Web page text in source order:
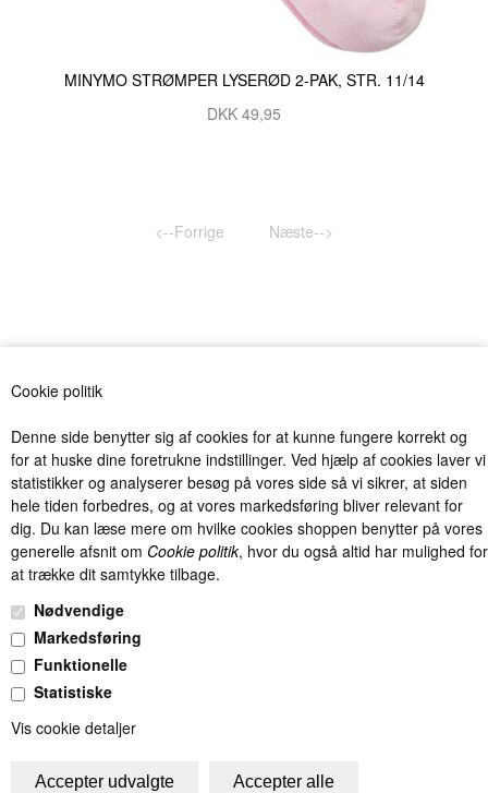
Cookie politik
Denne side benytter sig af cookies for at kunne fungere korrekt og
for at huske dine foretrukne indstillinger. Ved hjælp af cookies laver vi
statistikker og analyserer besøg på vores side så vi sikrer, at siden
hele tiden forbedres, og at vores markedsføring bliver relevant for
dig. Du kan læse mere om hvilke cookies shoppen benytter på vores
generelle afsnit om Cookie politik, hvor du også altid har mulighed for
at trække dit samtykke tilbage.
Nødvendige
Markedsføring
Funktionelle
Statistiske
Vis cookie detaljer
MINYMO STRØMPER LYSERØD 2-PAK, STR. 11/14
DKK 49,95
<--Forrige Næste-->
Billig levering fra kun 40 kr. med Postnord og DAO og fri fragt over
1000 kr. (Gælder kun Danmark).
Unik Kids I/S - Møllevangen 7 - 8382 Hinnerup - Tlf.: 22486061 -
Trustpilot - de bedste anmeldelser - skriv din anmeldelse på Truskpilot